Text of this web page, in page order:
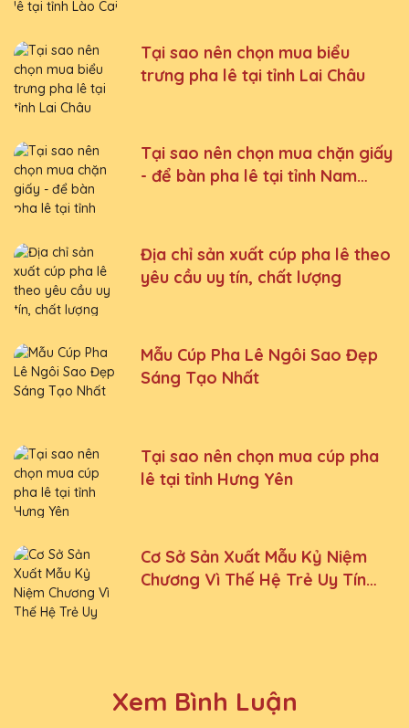
Tại sao nên chọn mua biểu
trưng pha lê tại tỉnh Lai Châu
Tại sao nên chọn mua chặn giấy
- để bàn pha lê tại tỉnh Nam
Địa chỉ sản xuất cúp pha lê theo
yêu cầu uy tín, chất lượng
Mẫu Cúp Pha Lê Ngôi Sao Đẹp
Sáng Tạo Nhất
Tại sao nên chọn mua cúp pha
lê tại tỉnh Hưng Yên
Cơ Sở Sản Xuất Mẫu Kỷ Niệm
Chương Vì Thế Hệ Trẻ Uy Tín
Xem Bình Luận